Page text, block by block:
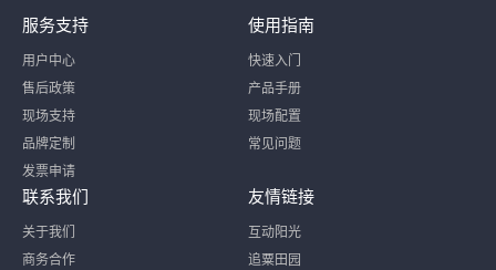
服务支持
用户中心
售后政策
现场支持
品牌定制
发票申请
使用指南
快速入门
产品手册
现场配置
常见问题
联系我们
关于我们
商务合作
友情链接
互动阳光
追粟田园